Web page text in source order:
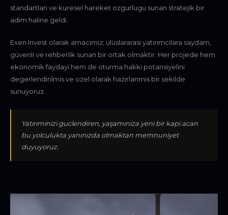
standartlari ve kuresel hareket ozgurlugu sunan stratejik bir
adim haline geldi.
Exen Invest olarak amacimiz; uluslararasi yatirımcilara saydam,
güvenli ve rehberlik sunan bir ortak olmaktir. Her projede hem
ekonomik faydayi hem de oturma hakki potansiyelini
degerlendirilmis ve ozel olarak hazirlanmis bir sekilde
sunuyoruz.
Yatırıminizi guclendiren, yaşamıniza yeni bir kapi acan
bu yolculukta yanınızda olmaktan memnuniyet
duyuyoruz.